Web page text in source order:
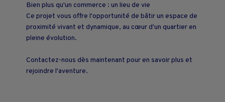
Bien plus qu'un commerce : un lieu de vie
Ce projet vous offre l'opportunité de bâtir un espace de
proximité vivant et dynamique, au cœur d'un quartier en
pleine évolution.
Contactez-nous dès maintenant pour en savoir plus et
rejoindre l'aventure.